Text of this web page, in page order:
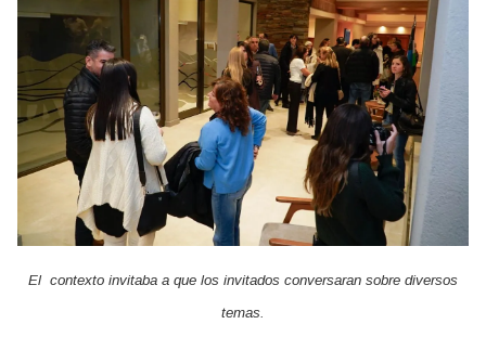
El contexto invitaba a que los invitados conversaran sobre diversos
temas.